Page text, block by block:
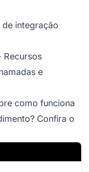
de integração
Recursos
e
como funciona
Confira o